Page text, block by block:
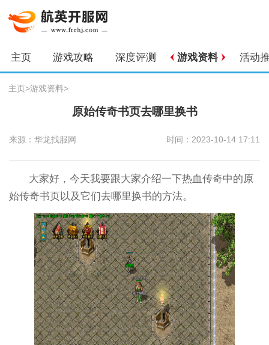
主页 游戏攻略 深度评测 游戏资料 活动
主页>游戏资料>
原始传奇书页去哪里换书
来源：华龙找服网 时间：2023-10-14 17:11
大家好，今天我要跟大家介绍一下热血传奇中的原
始传奇书页以及它们去哪里换书的方法。